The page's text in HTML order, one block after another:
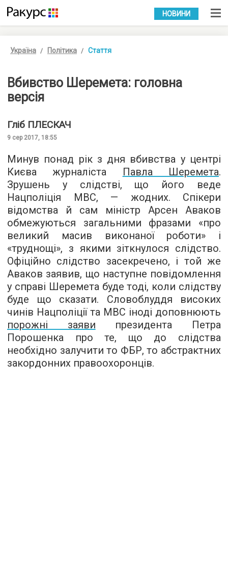
УКР РУС
НОВИНИ
Україна Політика Стаття
Вбивство Шеремета: головна
версія
Гліб ПЛЕСКАЧ
9 сер 2017, 18:55
Минув понад рік з дня вбивства у центрі
Києва журналіста Павла Шеремета.
Зрушень у слідстві, що його веде
Нацполіція МВС, — жодних. Спікери
відомства й сам міністр Арсен Аваков
обмежуються загальними фразами «про
великий масив виконаної роботи» і
«труднощі», з якими зіткнулося слідство.
Офіційно слідство засекречено, і той же
Аваков заявив, що наступне повідомлення
у справі Шеремета буде тоді, коли слідству
буде що сказати. Словоблуддя високих
чинів Нацполіції та МВС іноді доповнюють
порожні заяви президента Петра
Порошенка про те, що до слідства
необхідно залучити то ФБР, то абстрактних
закордонних правоохоронців.